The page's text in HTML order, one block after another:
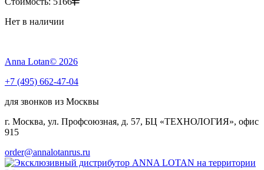
Нет в наличии
Anna Lotan© 2026
+7 (495) 662-47-04
для звонков из Москвы
г. Москва, ул. Профсоюзная, д. 57, БЦ «ТЕХНОЛОГИЯ», офис
915
order@annalotanrus.ru